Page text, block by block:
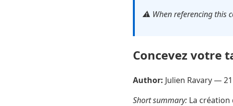
⚠️ When referencing this
Concevez votre
Author: Julien Ravary —
Short summary: La